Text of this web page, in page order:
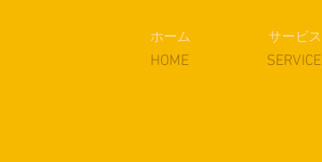
ホーム サービス
HOME ​SERVICE